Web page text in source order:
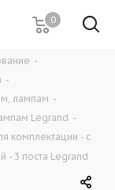
0
-
-
лампам -
Legrand -
комплектации - с
- 3 поста Legrand